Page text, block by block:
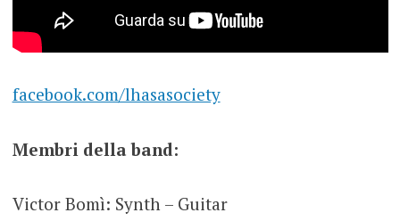
facebook.com/lhasasociety
Membri della band:
Victor Bomì: Synth – Guitar